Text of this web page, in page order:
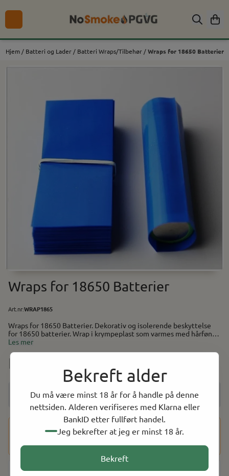
Bekreft alder
Du må være minst 18 år for å handle på denne
nettsiden. Alderen verifiseres med Klarna eller
BankID etter fullført handel.
Jeg bekrefter at jeg er minst 18 år.
Bekreft
Hopp til innhold
Hjem / Batteri og Lader / Batteri Wraps/Tilbehør /Wraps for 18650 Batterier
Wraps for 18650 Batterier
Art.nr:WRAP1865
Wraps for 18650 Batterier. Dekorativ og isolerende beskyttelse
for 18650 batterier. Wrap i krympeplast som varmes med hårføner
e.t.
Les mer
NOK 5.00
Dette produktet har en aldersbegrensning på 18 år. Etter at
du har fullført kjøpet, vil du bli bedt om å bekrefte alderen
din ved hjelp av BankID for å fullføre bestillingen.
- +